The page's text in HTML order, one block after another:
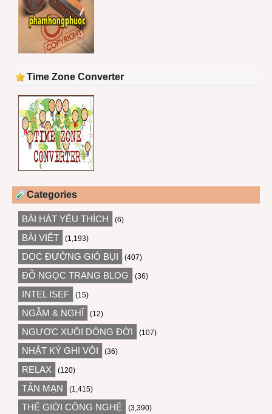
Time Zone Converter
Categories
BÀI HÁT YÊU THÍCH (6)
BÀI VIẾT (1,193)
DỌC ĐƯỜNG GIÓ BỤI (407)
ĐỖ NGỌC TRANG BLOG (36)
INTEL ISEF (15)
NGẪM & NGHĨ (12)
NGƯỢC XUÔI DÒNG ĐỜI (107)
NHẬT KÝ GHI VỘI (36)
RELAX (120)
TẢN MẠN (1,415)
THẾ GIỚI CÔNG NGHỆ (3,390)